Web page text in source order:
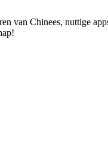
van Chinees, nuttige